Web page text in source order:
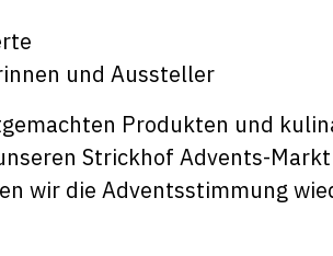
und Aussteller
Produkten und
Strickhof Advents-
wir die Adventsstimmung